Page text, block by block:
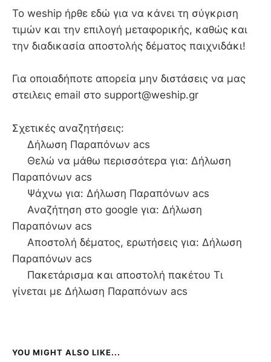
To weship ήρθε εδώ για να κάνει τη σύγκριση
τιμών και την επιλογή μεταφορικής, καθώς και
την διαδικασία αποστολής δέματος παιχνιδάκι!
Για οποιαδήποτε απορεία μην διστάσεις να μας
στειλεις email στο support@weship.gr
Σχετικές αναζητήσεις:
Δήλωση Παραπόνων acs
Θελώ να μάθω περισσότερα για: Δήλωση
Παραπόνων acs
Ψάχνω για: Δήλωση Παραπόνων acs
Αναζήτηση στο google για: Δήλωση
Παραπόνων acs
Αποστολή δέματος, ερωτήσεις για: Δήλωση
Παραπόνων acs
Πακετάρισμα και αποστολή πακέτου Τι
γίνεται με Δήλωση Παραπόνων acs
YOU MIGHT ALSO LIKE...